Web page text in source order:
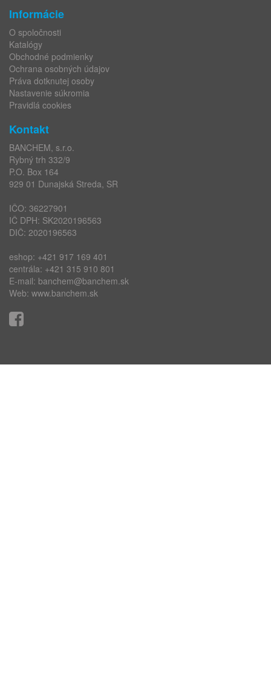
Informácie
O spoločnosti
Katalógy
Obchodné podmienky
Ochrana osobných údajov
Práva dotknutej osoby
Nastavenie súkromia
Pravidlá cookies
Kontakt
BANCHEM, s.r.o.
Rybný trh 332/9
P.O. Box 164
929 01 Dunajská Streda, SR
IČO: 36227901
IČ DPH: SK2020196563
DIČ: 2020196563
eshop: +421 917 169 401
centrála: +421 315 910 801
E-mail: banchem@banchem.sk
Web: www.banchem.sk